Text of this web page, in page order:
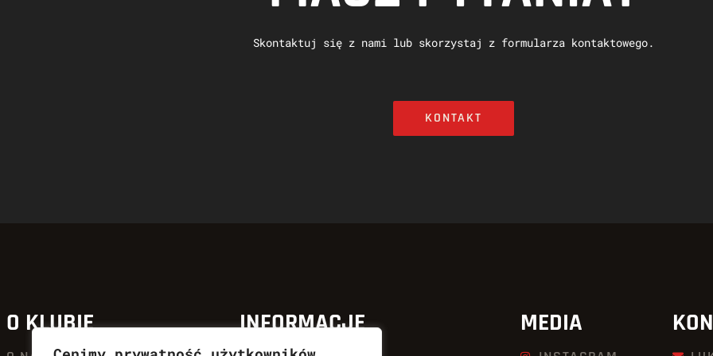
Skontaktuj się z nami lub skorzystaj z formularza kontaktowego.
KONTAKT
O KLUBIE INFORMACJE MEDIA